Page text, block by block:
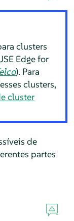
clusters
Edge for
). Para
clusters,
cluster
de
partes